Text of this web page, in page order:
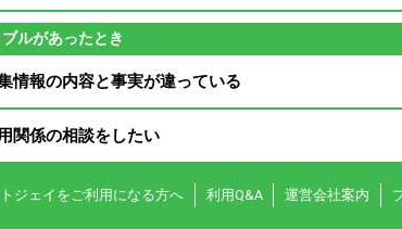
ブルがあったとき
情報の内容と事実が違っている
関係の相談をしたい
ジェイをご利用になる方へ 利用Q&A 運営会社案内